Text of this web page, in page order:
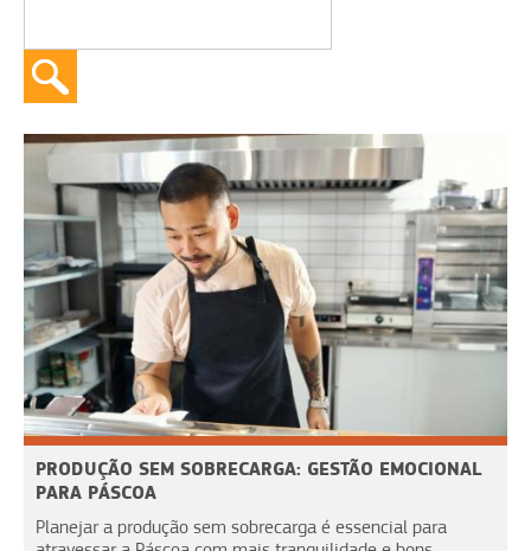
PRODUÇÃO SEM SOBRECARGA: GESTÃO EMOCIONAL
PARA PÁSCOA
Planejar a produção sem sobrecarga é essencial para